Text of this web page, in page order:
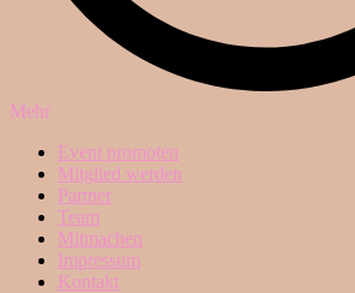
Mehr
Event promoten
Mitglied werden
Partner
Team
Mitmachen
Impressum
Kontakt